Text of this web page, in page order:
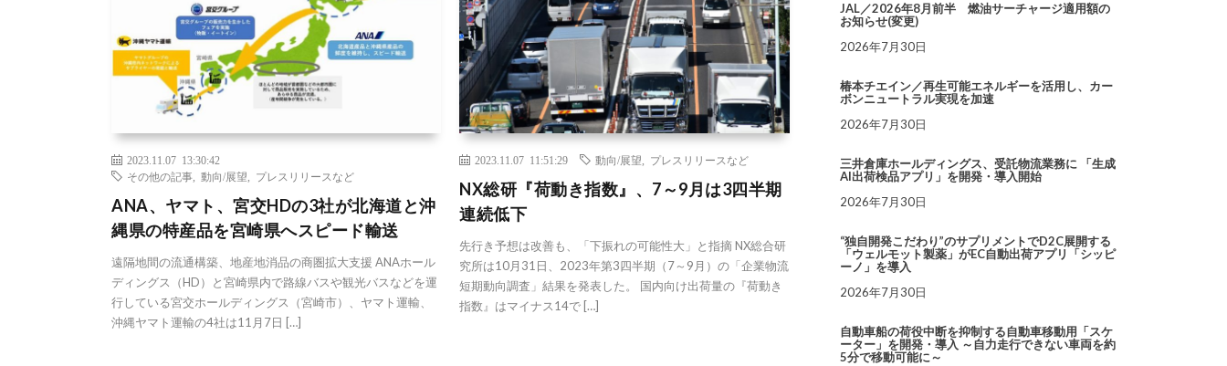
2023.11.07 13:30:42
その他の記事
動向/展望 プレスリリースなど
ANA、ヤマト、宮交HDの3社が北海道と沖
縄県の特産品を宮崎県へスピード輸送
遠隔地間の流通構築、地産地消品の商圏拡大支援 ANAホール
ディングス（HD）と宮崎県内で路線バスや観光バスなどを運
行している宮交ホールディングス（宮崎市）、ヤマト運輸、
沖縄ヤマト運輸の4社は11月7日 […]
2023.11.07 11:51:29 動向/展望 プレスリリースなど
NX総研『荷動き指数』、7～9月は3四半期
連続低下
先行き予想は改善も、「下振れの可能性大」と指摘 NX総合研
究所は10月31日、2023年第3四半期（7～9月）の「企業物流
短期動向調査」結果を発表した。 国内向け出荷量の『荷動き
指数』はマイナス14で […]
JAL／2026年8月前半 燃油サーチャージ適用額の
お知らせ(変更)
2026年7月30日
椿本チエイン／再生可能エネルギーを活用し、カー
ボンニュートラル実現を加速
2026年7月30日
三井倉庫ホールディングス、受託物流業務に 「生成
AI出荷検品アプリ」を開発・導入開始
2026年7月30日
“独自開発こだわり”のサプリメントでD2C展開する
「ウェルモット製薬」がEC自動出荷アプリ「シッピ
ーノ」を導入
2026年7月30日
自動車船の荷役中断を抑制する自動車移動用「スケ
ーター」を開発・導入 ～自力走行できない車両を約
5分で移動可能に～